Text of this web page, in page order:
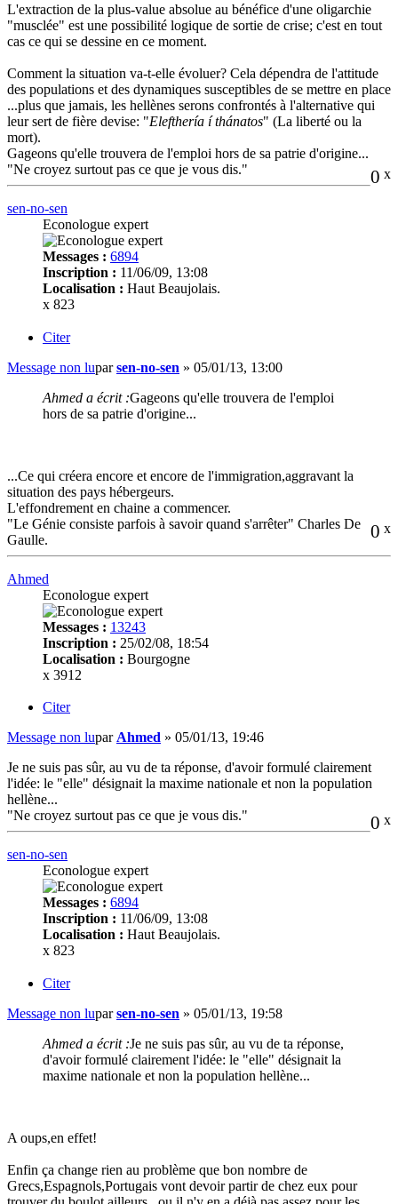
L'extraction de la plus-value absolue au bénéfice d'une oligarchie
"musclée" est une possibilité logique de sortie de crise; c'est en tout
cas ce qui se dessine en ce moment.
Comment la situation va-t-elle évoluer? Cela dépendra de l'attitude
des populations et des dynamiques susceptibles de se mettre en place
...plus que jamais, les hellènes serons confrontés à l'alternative qui
leur sert de fière devise: "Elefthería í thánatos" (La liberté ou la
mort).
Gageons qu'elle trouvera de l'emploi hors de sa patrie d'origine...
0 x
"Ne croyez surtout pas ce que je vous dis."
sen-no-sen
Econologue expert
Messages : 6894
Inscription : 11/06/09, 13:08
Localisation : Haut Beaujolais.
x 823
Citer
Message non luparsen-no-sen » 05/01/13, 13:00
Ahmed a écrit :Gageons qu'elle trouvera de l'emploi
hors de sa patrie d'origine...
...Ce qui créera encore et encore de l'immigration,aggravant la
situation des pays hébergeurs.
L'effondrement en chaine a commencer.
0 x
"Le Génie consiste parfois à savoir quand s'arrêter" Charles De
Gaulle.
Ahmed
Econologue expert
Messages : 13243
Inscription : 25/02/08, 18:54
Localisation : Bourgogne
x 3912
Citer
Message non lupar Ahmed » 05/01/13, 19:46
Je ne suis pas sûr, au vu de ta réponse, d'avoir formulé clairement
l'idée: le "elle" désignait la maxime nationale et non la population
hellène...
0 x
"Ne croyez surtout pas ce que je vous dis."
sen-no-sen
Econologue expert
Messages : 6894
Inscription : 11/06/09, 13:08
Localisation : Haut Beaujolais.
x 823
Citer
Message non luparsen-no-sen » 05/01/13, 19:58
Ahmed a écrit :Je ne suis pas sûr, au vu de ta réponse,
d'avoir formulé clairement l'idée: le "elle" désignait la
maxime nationale et non la population hellène...
A oups,en effet!
Enfin ça change rien au problème que bon nombre de
Grecs,Espagnols,Portugais vont devoir partir de chez eux pour